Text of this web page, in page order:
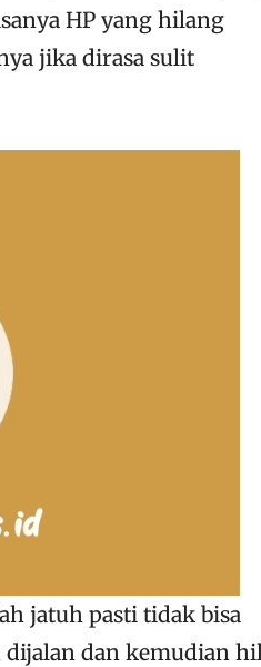
HP yang hilang
jika dirasa sulit
jatuh pasti tidak bisa
dan kemudian